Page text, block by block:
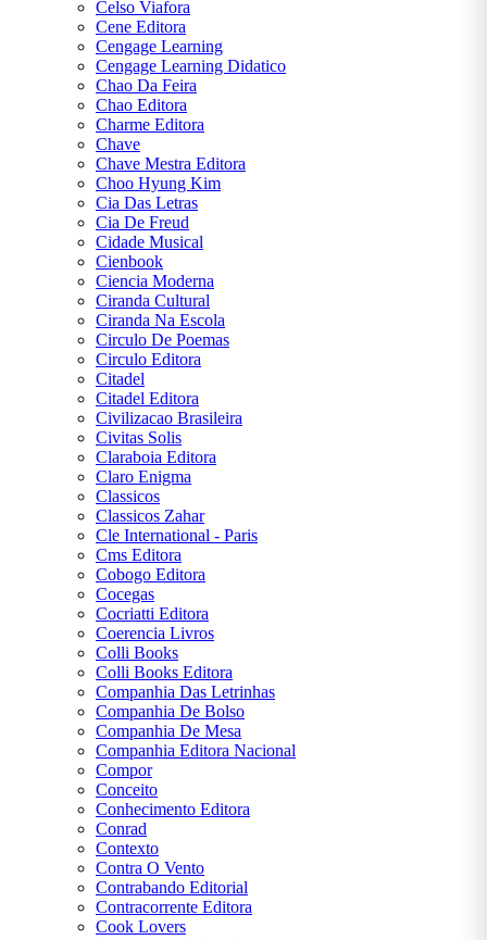
Celso Viafora
Cene Editora
Cengage Learning
Cengage Learning Didatico
Chao Da Feira
Chao Editora
Charme Editora
Chave
Chave Mestra Editora
Choo Hyung Kim
Cia Das Letras
Cia De Freud
Cidade Musical
Cienbook
Ciencia Moderna
Ciranda Cultural
Ciranda Na Escola
Circulo De Poemas
Circulo Editora
Citadel
Citadel Editora
Civilizacao Brasileira
Civitas Solis
Claraboia Editora
Claro Enigma
Classicos
Classicos Zahar
Cle International - Paris
Cms Editora
Cobogo Editora
Cocegas
Cocriatti Editora
Coerencia Livros
Colli Books
Colli Books Editora
Companhia Das Letrinhas
Companhia De Bolso
Companhia De Mesa
Companhia Editora Nacional
Compor
Conceito
Conhecimento Editora
Conrad
Contexto
Contra O Vento
Contrabando Editorial
Contracorrente Editora
Cook Lovers